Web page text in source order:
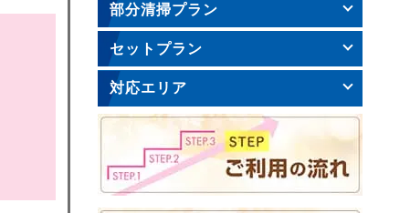
部分清掃プラン
セットプラン
対応エリア